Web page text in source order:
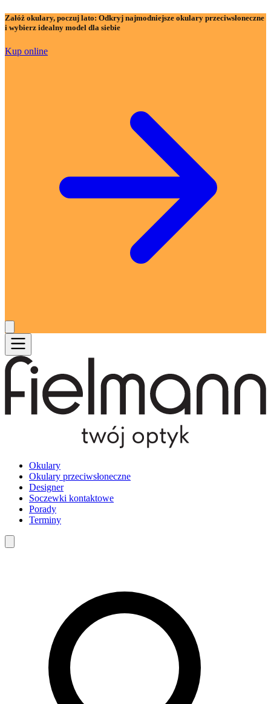
Załóż okulary, poczuj lato: Odkryj najmodniejsze okulary przeciwsłoneczne
i wybierz idealny model dla siebie
Kup online
Okulary
Okulary przeciwsłoneczne
Designer
Soczewki kontaktowe
Porady
Terminy